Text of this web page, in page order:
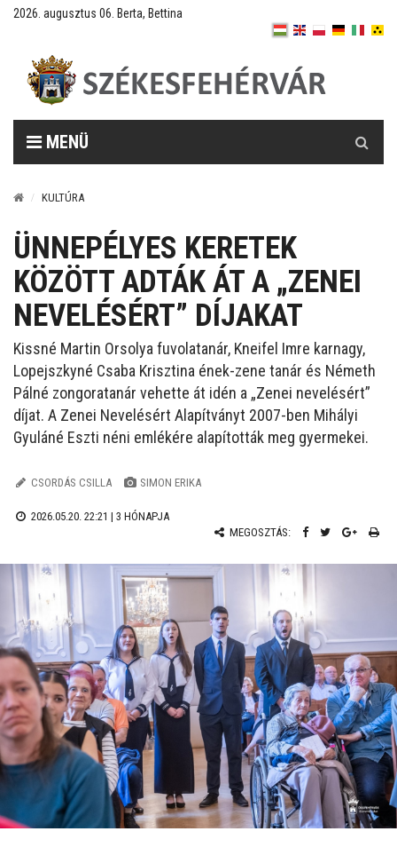
2026. augusztus 06. Berta, Bettina
MENÜ
KULTÚRA
ÜNNEPÉLYES KERETEK
KÖZÖTT ADTÁK ÁT A „ZENEI
NEVELÉSÉRT” DÍJAKAT
Kissné Martin Orsolya fuvolatanár, Kneifel Imre karnagy,
Lopejszkyné Csaba Krisztina ének-zene tanár és Németh
Pálné zongoratanár vehette át idén a „Zenei nevelésért”
díjat. A Zenei Nevelésért Alapítványt 2007-ben Mihályi
Gyuláné Eszti néni emlékére alapították meg gyermekei.
CSORDÁS CSILLA SIMON ERIKA
2026.05.20. 22:21 | 3 HÓNAPJA
MEGOSZTÁS: